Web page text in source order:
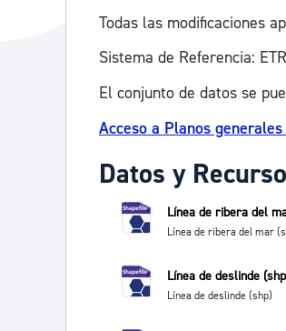
Todas las modificaciones
Sistema de Referencia:
El conjunto de datos se
Acceso a Planos
Datos y
Línea de ribera del
Línea de ribera del mar
Línea de deslinde
Línea de deslinde (shp)